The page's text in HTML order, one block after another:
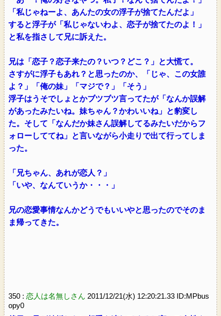
「私じゃねーよ、あんたの女の浮子が捨てたんだよ」
すると浮子が「私じゃないわよ、恋子が捨てたのよ！」
と私を指さして兄に訴えた。
兄は「恋子？恋子来たの？いつ？どこ？」と大慌て。
さすがに浮子もあれ？と思ったのか、「じゃ、この女誰
よ？」「俺の妹」「マジで？」「そう」
浮子はうそでしょとかブツブツ言ってたが「なんか誤解
があったみたいね。妹ちゃん？かわいいね」と豹変し
た。そして「なんだか妹さん誤解してるみたいだからフ
ォローしててね」と言いながら小走りで出て行ってしま
った。
「兄ちゃん、あれが恋人？」
「いや、なんていうか・・・」
兄の恋愛事情なんかどうでもいいやと思ったのでそのま
ま帰ってきた。
350 : 恋人は名無しさん 2011/12/21(水) 12:20:21.33 ID:MPbus
opy0